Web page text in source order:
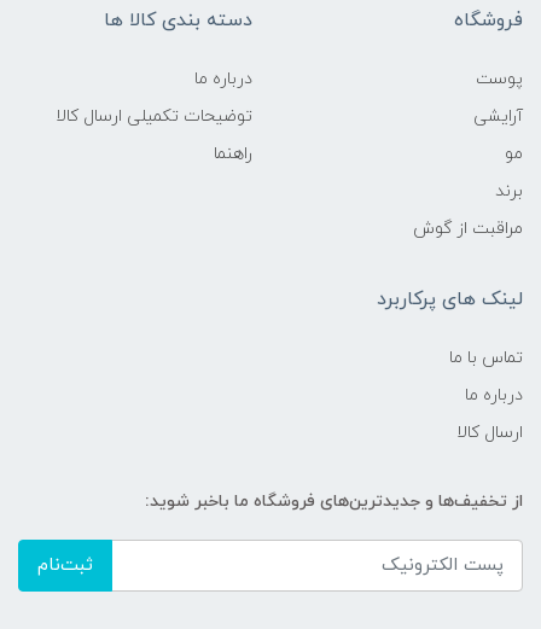
فروشگاه
پوست
آرایشی
مو
برند
مراقبت از گوش
دسته بندی کالا ها
درباره ما
توضیحات تکمیلی ارسال کالا
راهنما
لینک های پرکاربرد
تماس با ما
درباره ما
ارسال کالا
از تخفیف‌ها و جدیدترین‌های فروشگاه ما باخبر شوید:
ثبت‌نام